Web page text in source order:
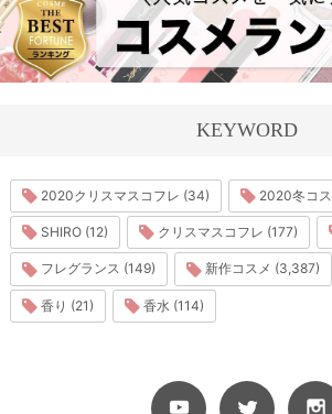
KEYWORD
2020クリスマスコフレ (34) 2020冬コス
SHIRO (12) クリスマスコフレ (177)
フレグランス (149) 新作コスメ (3,387)
香り (21) 香水 (114)